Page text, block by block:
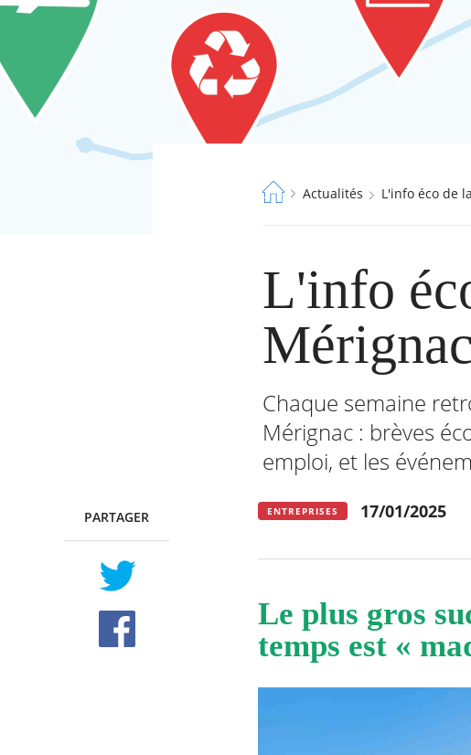
Fil
Actualités L'info éco de
L'info
Mérignac
Chaque semaine
Mérignac : brèves
emploi, et les
PARTAGER
TWITTER
FACEBOOK
ENTREPRISES 17/01/2025
Le plus gros
temps est «